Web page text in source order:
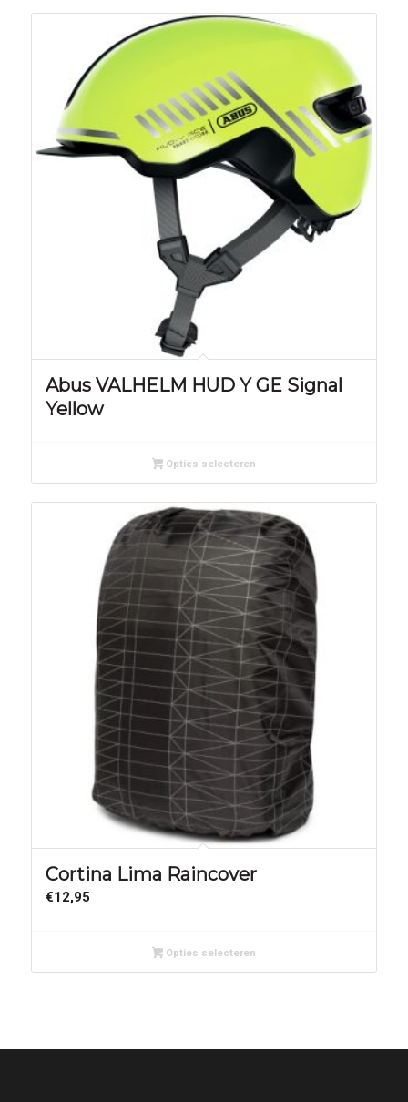
Abus VALHELM HUD Y GE Signal
Yellow
Opties selecteren
Cortina Lima Raincover
€12,95
Opties selecteren